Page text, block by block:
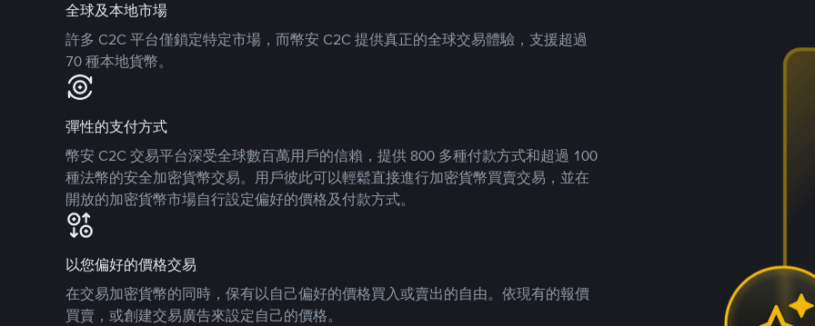
全球及本地市場
許多 C2C 平台僅鎖定特定市場，而幣安 C2C 提供真正的全球交易體驗，支援超過
70 種本地貨幣。
彈性的支付方式
幣安 C2C 交易平台深受全球數百萬用戶的信賴，提供 800 多種付款方式和超過 100
種法幣的安全加密貨幣交易。用戶彼此可以輕鬆直接進行加密貨幣買賣交易，並在
開放的加密貨幣市場自行設定偏好的價格及付款方式。
以您偏好的價格交易
在交易加密貨幣的同時，保有以自己偏好的價格買入或賣出的自由。依現有的報價
買賣，或創建交易廣告來設定自己的價格。